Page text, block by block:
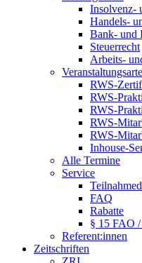
Insolvenz-
Handels-
Bank- und
Steuerrecht
Arbeits-
RWS-
RWS-
RWS-
RWS-
RWS-
Inhouse-
Alle Termine
Service
FAQ
Rabatte
§ 15 FAO
Referent:innen
Zeitschriften